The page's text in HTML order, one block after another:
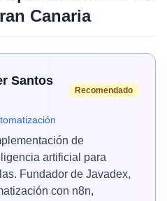
Canaria
Santos
Recomendado
de
artificial para
Fundador de Javadex,
con n8n,